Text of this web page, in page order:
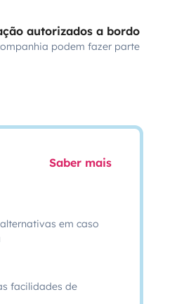
autorizados a bordo
podem fazer parte
Saber mais
em caso
facilidades de